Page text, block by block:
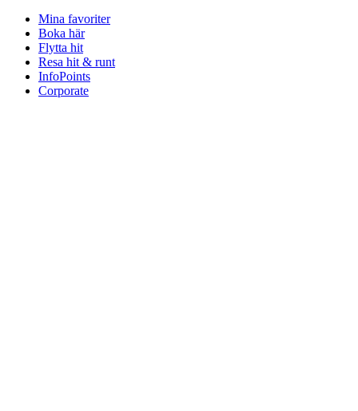
Mina favoriter
Boka här
Flytta hit
Resa hit & runt
InfoPoints
Corporate